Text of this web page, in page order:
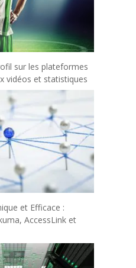
sur les plateformes
vidéos et statistiques
et Efficace :
AccessLink et